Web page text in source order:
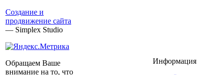
Создание и
продвижение сайта
— Simplex Studio
Обращаем Ваше
внимание на то, что
Информация